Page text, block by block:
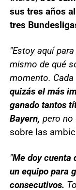
sus tres años
tres
"Estoy aquí
mismo de qué
momento.
quizás el más
ganado tantos
Bayern, pero no
sobre las
"Me doy cuenta
un equipo para
consecutivos.